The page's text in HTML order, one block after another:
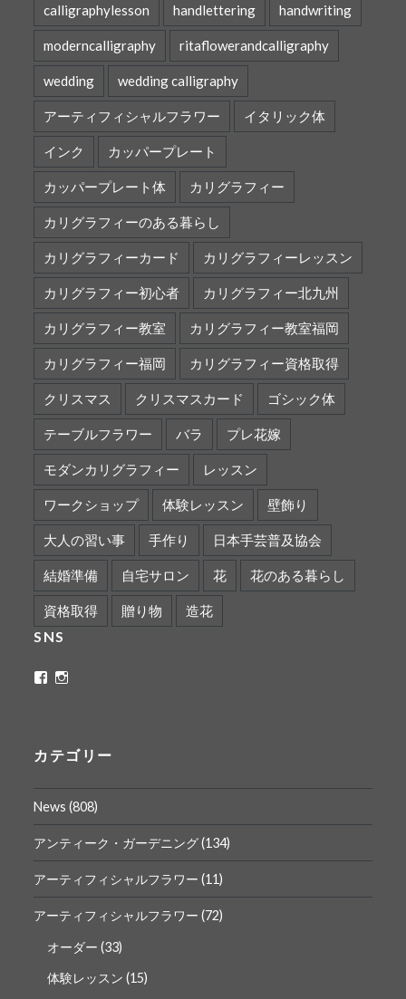
calligraphylesson handlettering handwriting
moderncalligraphy ritaflowerandcalligraphy
wedding wedding calligraphy
アーティフィシャルフラワー イタリック体
インク カッパープレート
カッパープレート体 カリグラフィー
カリグラフィーのある暮らし
カリグラフィーカード カリグラフィーレッスン
カリグラフィー初心者 カリグラフィー北九州
カリグラフィー教室 カリグラフィー教室福岡
カリグラフィー福岡 カリグラフィー資格取得
クリスマス クリスマスカード ゴシック体
テーブルフラワー バラ プレ花嫁
モダンカリグラフィー レッスン
ワークショップ 体験レッスン 壁飾り
大人の習い事 手作り 日本手芸普及協会
結婚準備 自宅サロン 花 花のある暮らし
資格取得 贈り物 造花
SNS
ritaflower.calligraphy
ロ
フ
ー
ル
を
Facebook
で
表
示
ロ
フ
ー
ル
を
Instagram
で
表
示
カテゴリー
News (808)
アンティーク・ガーデニング(134)
アーティフィシャルフラワー (11)
アーティフィシャルフラワー (72)
オーダー (33)
体験レッスン (15)